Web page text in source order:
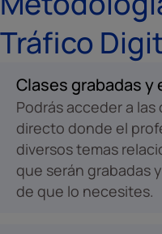
Tráfico
Clases grabadas y
Podrás acceder a
directo donde el
diversos temas
que serán grabadas
de que lo necesites.